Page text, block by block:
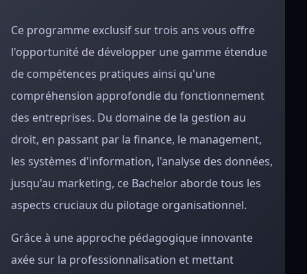
Ce programme exclusif sur trois ans vous offre
l'opportunité de développer une gamme étendue
de compétences pratiques ainsi qu'une
compréhension approfondie du fonctionnement
des entreprises. Du domaine de la gestion au
droit, en passant par la finance, le management,
les systèmes d'information, l'analyse des données,
jusqu'au marketing, ce Bachelor aborde tous les
aspects cruciaux du pilotage organisationnel.
Grâce à une approche pédagogique innovante
axée sur la professionnalisation et mettant